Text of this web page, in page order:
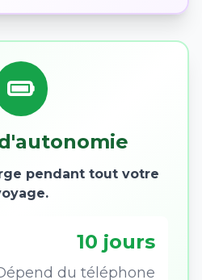
pendant tout votre
10 jours
du téléphone